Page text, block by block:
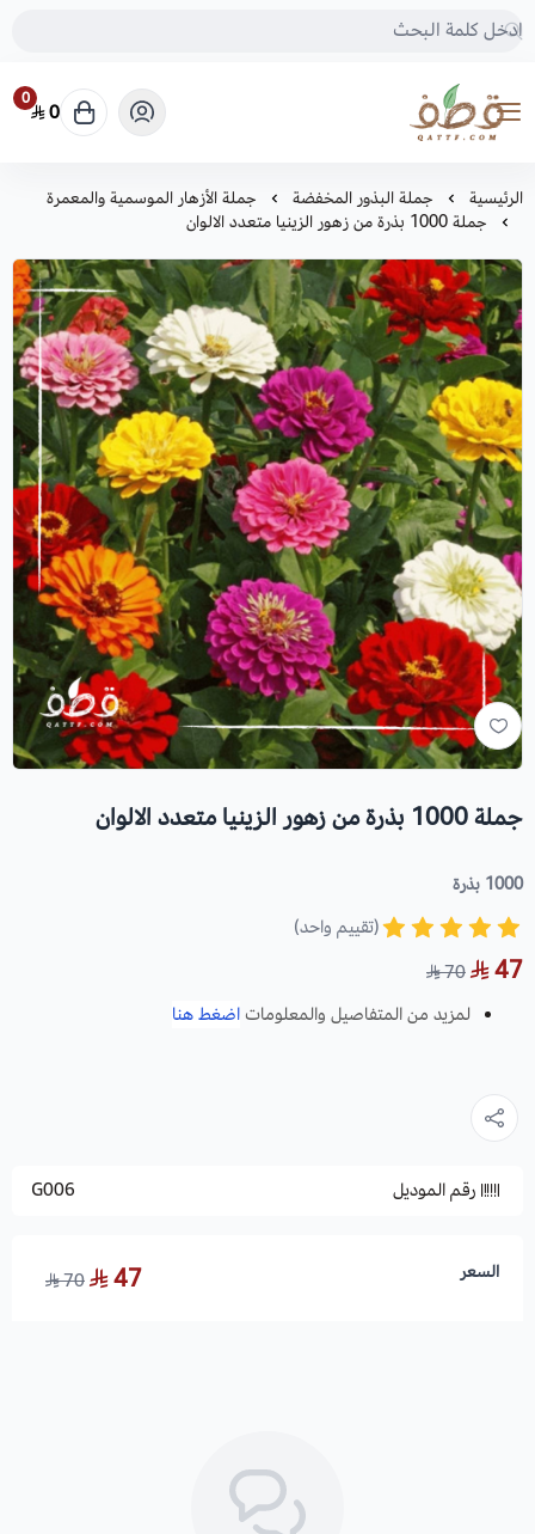
متجر قطف للبذور
0
0
الرئيسية جملة البذور المخفضة
جملة الأزهار الموسمية والمعمرة
جملة 1000 بذرة من زهور الزينيا متعدد الالوان
جملة 1000 بذرة من زهور الزينيا متعدد الالوان
1000 بذرة
(تقييم واحد)
47
70
لمزيد من المتفاصيل والمعلوماتاضغط هنا
رقم الموديل G006
السعر 47
70